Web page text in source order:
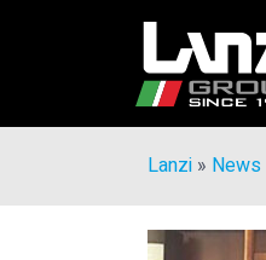
Lanzi » News